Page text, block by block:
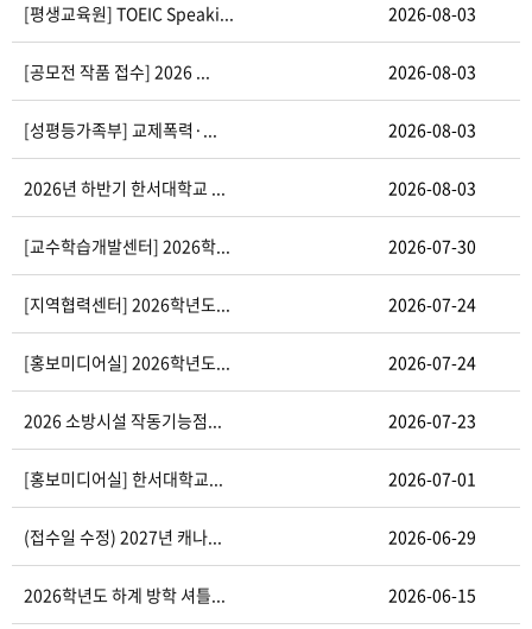
[평생교육원] TOEIC Speaki... 2026-08-03
[공모전 작품 접수] 2026 ... 2026-08-03
[성평등가족부] 교제폭력·... 2026-08-03
2026년 하반기 한서대학교 ... 2026-08-03
[교수학습개발센터] 2026학... 2026-07-30
[지역협력센터] 2026학년도... 2026-07-24
[홍보미디어실] 2026학년도... 2026-07-24
2026 소방시설 작동기능점... 2026-07-23
[홍보미디어실] 한서대학교... 2026-07-01
(접수일 수정) 2027년 캐나... 2026-06-29
2026학년도 하계 방학 셔틀... 2026-06-15